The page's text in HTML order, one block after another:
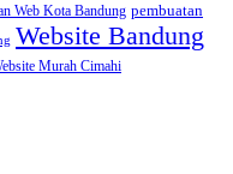
Web Kota Bandung pembuatan
Website Bandung
Murah Cimahi